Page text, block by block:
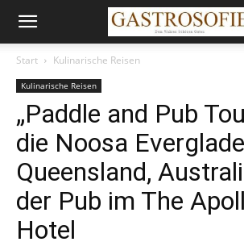
Start Kulinarische Reisen
Kulinarische Reisen
„Paddle and Pub
die Noosa
Queensland,
der Pub im The
Hotel